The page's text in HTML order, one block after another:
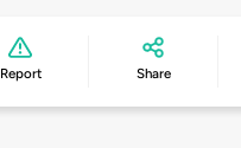
Report Share